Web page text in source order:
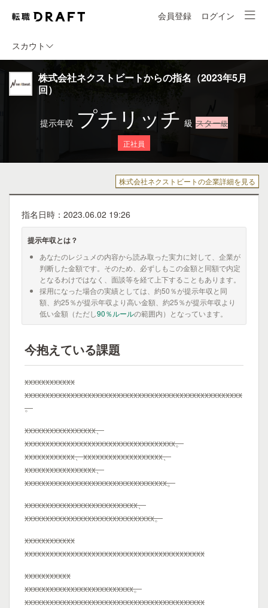
会員登録 ログイン
スカウト
株式会社ネクストビートからの指名（2023年5月
回）
提示年収 プチリッチ 級 スター級
正社員
株式会社ネクストビートの企業詳細を見る
指名日時：2023.06.02 19:26
提示年収とは？
あなたのレジュメの内容から読み取った実力に対して、企業が
判断した金額です。そのため、必ずしもこの金額と同額で内定
となるわけではなく、面談等を経て上下することもあります。
採用になった場合の実績としては、約50％が提示年収と同
額、約25％が提示年収より高い金額、約25％が提示年収より
低い金額（ただし90％ルールの範囲内）となっています。
今抱えている課題
xxxxxxxxxxxx
xxxxxxxxxxxxxxxxxxxxxxxxxxxxxxxxxxxxxxxxxxxxxxxxxxxx
。
xxxxxxxxxxxxxxxxx、
xxxxxxxxxxxxxxxxxxxxxxxxxxxxxxxxxxxx。
xxxxxxxxxxxx、xxxxxxxxxxxxxxxxxxx、
xxxxxxxxxxxxxxxxx、
xxxxxxxxxxxxxxxxxxxxxxxxxxxxxxxxxx。
xxxxxxxxxxxxxxxxxxxxxxxxxxx、
xxxxxxxxxxxxxxxxxxxxxxxxxxxxxxx。
xxxxxxxxxxxx
xxxxxxxxxxxxxxxxxxxxxxxxxxxxxxxxxxxxxxxxxxx
xxxxxxxxxxx
xxxxxxxxxxxxxxxxxxxxxxxxxx。
xxxxxxxxxxxxxxxxxxxxxxxxxxxxxxxxxxxxxxxxxxx